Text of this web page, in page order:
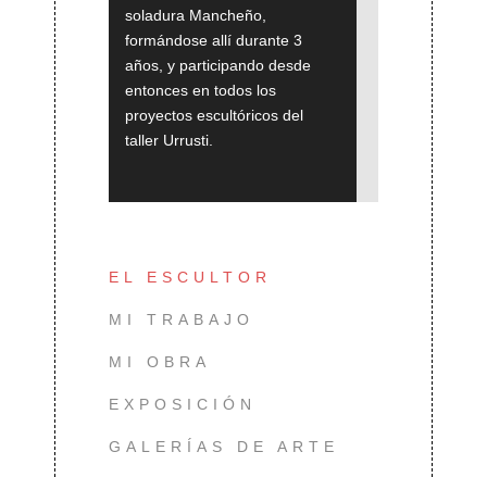
soladura Mancheño,
formándose allí durante 3
años, y participando desde
entonces en todos los
proyectos escultóricos del
taller Urrusti.
EL ESCULTOR
MI TRABAJO
MI OBRA
EXPOSICIÓN
GALERÍAS DE ARTE